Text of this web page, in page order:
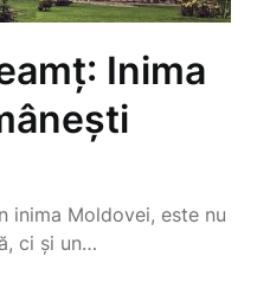
Inima
inima Moldovei, este nu
ci și un…